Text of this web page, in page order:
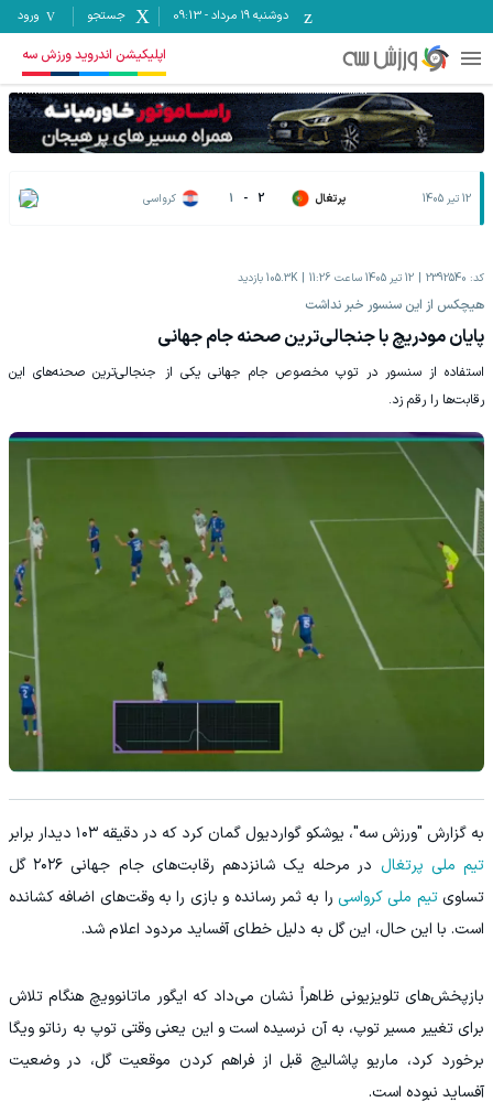
دوشنبه ۱۹ مرداد -
09:13 جستجو ورود
اپلیکیشن اندروید ورزش سه
12 تیر 1405 پرتغال 2
-
1 کرواسی
کد: 2392540 12 تیر 1405 ساعت 11:26 105.3K بازدید
هیچکس از این سنسور خبر نداشت
پایان مودریچ با جنجالی‌ترین صحنه جام جهانی
استفاده از سنسور در توپ مخصوص جام جهانی یکی از جنجالی‌ترین صحنه‌های این
رقابت‌ها را رقم زد.
به گزارش "ورزش سه"، یوشکو گواردیول گمان کرد که در دقیقه ۱۰۳ دیدار برابر
تیم ملی پرتغال
در مرحله یک شانزدهم رقابت‌های جام جهانی ۲۰۲۶ گل
تساویتیم ملی کرواسی را به ثمر رسانده و بازی را به وقت‌های اضافه کشانده
است. با این حال، این گل به دلیل خطای آفساید مردود اعلام شد.
بازپخش‌های تلویزیونی ظاهراً نشان می‌داد که ایگور ماتانوویچ هنگام تلاش
برای تغییر مسیر توپ، به آن نرسیده است و این یعنی وقتی توپ به رناتو ویگا
برخورد کرد، ماریو پاشالیچ قبل از فراهم کردن موقعیت گل، در وضعیت
آفساید نبوده است.